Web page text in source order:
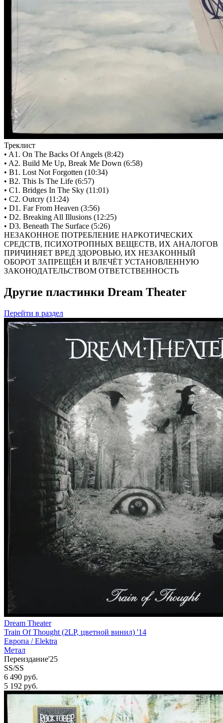
Треклист
• A1. On The Backs Of Angels (8:42)
• A2. Build Me Up, Break Me Down (6:58)
• B1. Lost Not Forgotten (10:34)
• B2. This Is The Life (6:57)
• C1. Bridges In The Sky (11:01)
• C2. Outcry (11:24)
• D1. Far From Heaven (3:56)
• D2. Breaking All Illusions (12:25)
• D3. Beneath The Surface (5:26)
НЕЗАКОННОЕ ПОТРЕБЛЕНИЕ НАРКОТИЧЕСКИХ
СРЕДСТВ, ПСИХОТРОПНЫХ ВЕЩЕСТВ, ИХ АНАЛОГОВ
ПРИЧИНЯЕТ ВРЕД ЗДОРОВЬЮ, ИХ НЕЗАКОННЫЙ
ОБОРОТ ЗАПРЕЩЁН И ВЛЕЧЁТ УСТАНОВЛЕННУЮ
ЗАКОНОДАТЕЛЬСТВОМ ОТВЕТСТВЕННОСТЬ
Другие пластинки Dream Theater
Перейти в раздел
Dream Theater
Train Of Thought (2LP, цветной винил) '14
Европа /Elektra
Метал
Переиздание'25
SS/SS
6 490 руб.
5 192 руб.